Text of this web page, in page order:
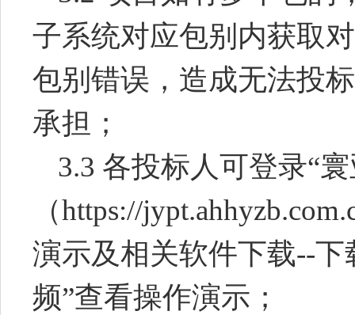
子系统对应包别内获取
包别错误，造成无法投
承担；
3.3 各投标人可登录“
（https://
演示及相关软件下载--下
频”查看操作演示；